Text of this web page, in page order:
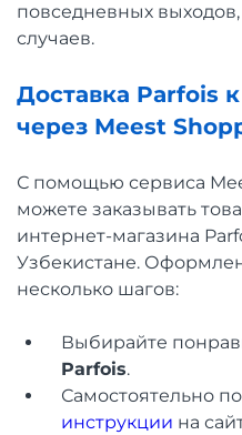
повседневных
случаев.
Доставка Parfois
через Meest
С помощью сервиса
можете заказывать
интернет-магазина
Узбекистане.
несколько шагов:
Выбирайте
Parfois.
Самостоятельно
инструкции на